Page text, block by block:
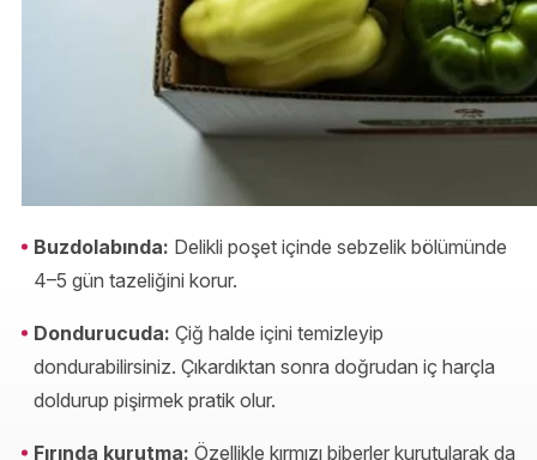
Buzdolabında: Delikli poşet içinde sebzelik bölümünde
4–5 gün tazeliğini korur.
Dondurucuda: Çiğ halde içini temizleyip
dondurabilirsiniz. Çıkardıktan sonra doğrudan iç harçla
doldurup pişirmek pratik olur.
Fırında kurutma: Özellikle kırmızı biberler kurutularak da